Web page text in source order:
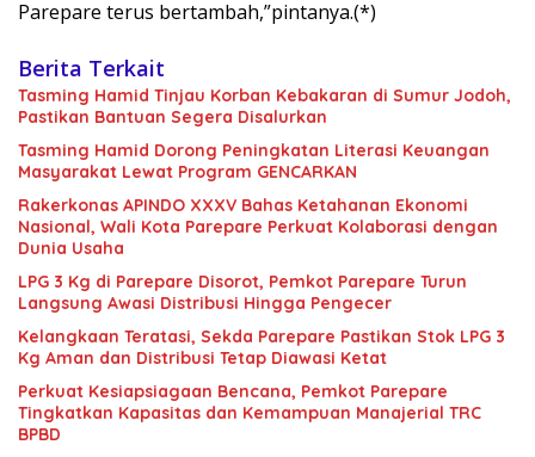
Parepare terus bertambah,”pintanya.(*)
Berita Terkait
Tasming Hamid Tinjau Korban Kebakaran di Sumur Jodoh,
Pastikan Bantuan Segera Disalurkan
Tasming Hamid Dorong Peningkatan Literasi Keuangan
Masyarakat Lewat Program GENCARKAN
Rakerkonas APINDO XXXV Bahas Ketahanan Ekonomi
Nasional, Wali Kota Parepare Perkuat Kolaborasi dengan
Dunia Usaha
LPG 3 Kg di Parepare Disorot, Pemkot Parepare Turun
Langsung Awasi Distribusi Hingga Pengecer
Kelangkaan Teratasi, Sekda Parepare Pastikan Stok LPG 3
Kg Aman dan Distribusi Tetap Diawasi Ketat
Perkuat Kesiapsiagaan Bencana, Pemkot Parepare
Tingkatkan Kapasitas dan Kemampuan Manajerial TRC
BPBD